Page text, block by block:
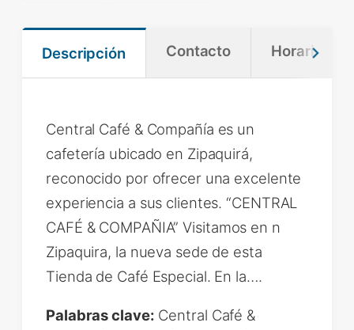
Descripción Contacto Horario
Central Café & Compañía es un
cafetería ubicado en Zipaquirá,
reconocido por ofrecer una excelente
experiencia a sus clientes. “CENTRAL
CAFÉ & COMPAÑIA” Visitamos en n
Zipaquira, la nueva sede de esta
Tienda de Café Especial. En la….
Palabras clave: Central Café &